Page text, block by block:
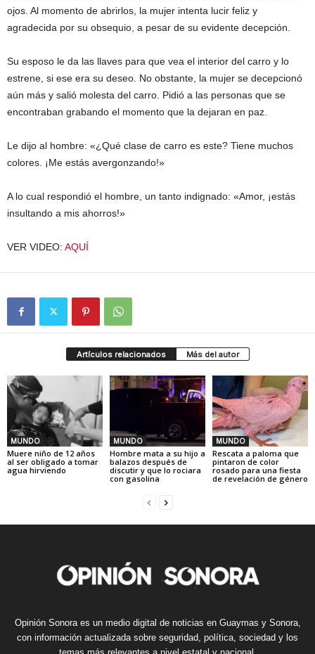
ojos. Al momento de abrirlos, la mujer intenta lucir feliz y
agradecida por su obsequio, a pesar de su evidente decepción.
Su esposo le da las llaves para que vea el interior del carro y lo
estrene, si ese era su deseo. No obstante, la mujer se decepcionó
aún más y salió molesta del carro. Pidió a las personas que se
encontraban grabando el momento que la dejaran en paz.
Le dijo al hombre: «¿Qué clase de carro es este? Tiene muchos
colores. ¡Me estás avergonzando!»
A lo cual respondió el hombre, un tanto indignado: «Amor, ¡estás
insultando a mis ahorros!»
VER VIDEO: AQUÍ
Artículos relacionados Más del autor
MUNDO
Muere niño de 12 años
al ser obligado a tomar
agua hirviendo
MUNDO
Hombre mata a su hijo a
balazos después de
discutir y que lo rociara
con gasolina
MUNDO
Rescata a paloma que
pintaron de color
rosado para una fiesta
de revelación de género
Opinión Sonora es un medio digital de noticias en Guaymas y Sonora,
con información actualizada sobre seguridad, política, sociedad y los